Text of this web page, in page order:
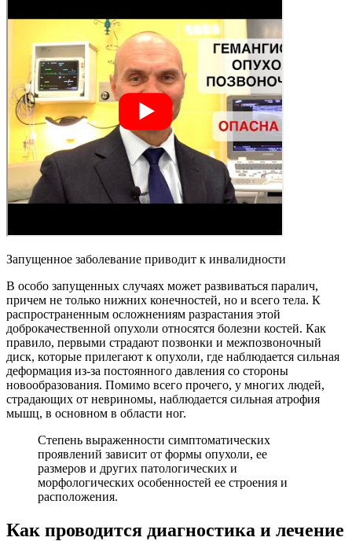
Запущенное заболевание приводит к инвалидности
В особо запущенных случаях может развиваться паралич,
причем не только нижних конечностей, но и всего тела. К
распространенным осложнениям разрастания этой
доброкачественной опухоли относятся болезни костей. Как
правило, первыми страдают позвонки и межпозвоночный
диск, которые прилегают к опухоли, где наблюдается сильная
деформация из-за постоянного давления со стороны
новообразования. Помимо всего прочего, у многих людей,
страдающих от невриномы, наблюдается сильная атрофия
мышц, в основном в области ног.
Степень выраженности симптоматических
проявлений зависит от формы опухоли, ее
размеров и других патологических и
морфологических особенностей ее строения и
расположения.
Как проводится диагностика и лечение